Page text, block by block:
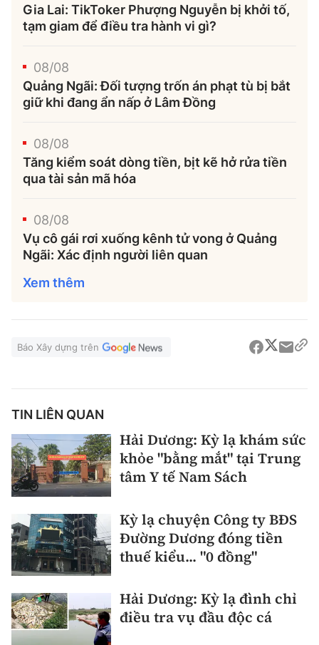
Gia Lai: TikToker Phượng Nguyễn bị khởi tố,
tạm giam để điều tra hành vi gì?
08/08
Quảng Ngãi: Đối tượng trốn án phạt tù bị bắt
giữ khi đang ẩn nấp ở Lâm Đồng
08/08
Tăng kiểm soát dòng tiền, bịt kẽ hở rửa tiền
qua tài sản mã hóa
08/08
Vụ cô gái rơi xuống kênh tử vong ở Quảng
Ngãi: Xác định người liên quan
Xem thêm
Báo Xây dựng trên
TIN LIÊN QUAN
Hải Dương: Kỳ lạ khám sức
khỏe "bằng mắt" tại Trung
tâm Y tế Nam Sách
Kỳ lạ chuyện Công ty BĐS
Đường Dương đóng tiền
thuế kiểu... "0 đồng"
Hải Dương: Kỳ lạ đình chỉ
điều tra vụ đầu độc cá